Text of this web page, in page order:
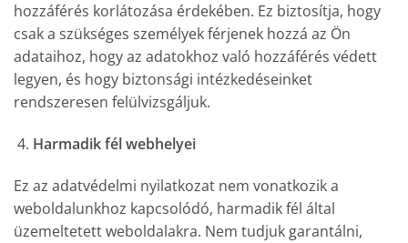
hozzáférés korlátozása érdekében. Ez biztosítja, hogy
csak a szükséges személyek férjenek hozzá az Ön
adataihoz, hogy az adatokhoz való hozzáférés védett
legyen, és hogy biztonsági intézkedéseinket
rendszeresen felülvizsgáljuk.
Harmadik fél webhelyei
Ez az adatvédelmi nyilatkozat nem vonatkozik a
weboldalunkhoz kapcsolódó, harmadik fél által
üzemeltetett weboldalakra. Nem tudjuk garantálni,